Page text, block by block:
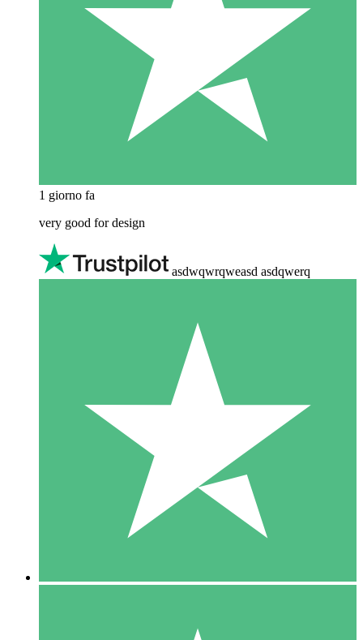
1 giorno fa
very good for design
asdwqwrqweasd asdqwerq